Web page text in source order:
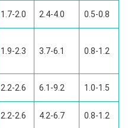
1.7-2.0 2.4-4.0 0.5-0.8
1.9-2.3 3.7-6.1 0.8-1.2
2.2-2.6 6.1-9.2 1.0-1.5
2.2-2.6 4.2-6.7 0.8-1.2